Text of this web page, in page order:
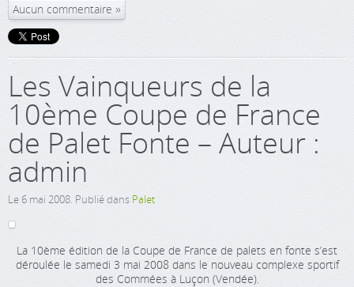
Aucun commentaire
Les Vainqueurs de la
10ème Coupe de France
de Palet Fonte – Auteur :
admin
Le 6 mai 2008. Publié dans Palet
La 10ème édition de la Coupe de France de palets en fonte s’est
déroulée le samedi 3 mai 2008 dans le nouveau complexe sportif
des Commées à Luçon (Vendée).